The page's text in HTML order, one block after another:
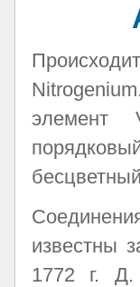
элемент
известны
1772 г.